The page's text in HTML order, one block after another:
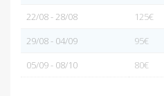
22/08 - 28/08
125€
29/08 - 04/09
95€
05/09 - 08/10
80€